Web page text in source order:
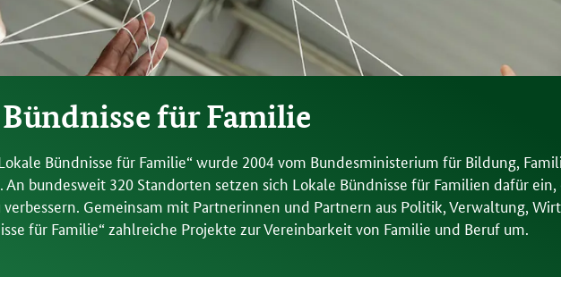
für Familie
Bündnisse für Familie“ wurde 2004 vom Bundesministerium für Bildung,
An bundesweit 320 Standorten setzen sich Lokale Bündnisse für Familien dafür
Gemeinsam mit Partnerinnen und Partnern aus Politik, Verwaltung,
für Familie“ zahlreiche Projekte zur Vereinbarkeit von Familie und Beruf um.